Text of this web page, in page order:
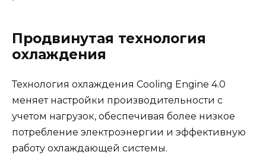
Продвинутая технология
охлаждения
Технология охлаждения Cooling Engine 4.0
меняет настройки производительности с
учетом нагрузок, обеспечивая более низкое
потребление электроэнергии и эффективную
работу охлаждающей системы.